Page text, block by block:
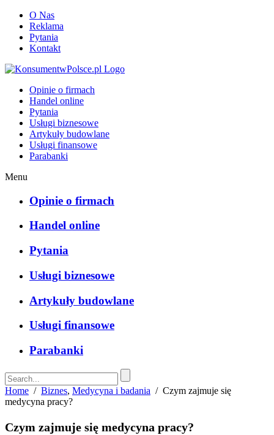
O Nas
Reklama
Pytania
Kontakt
Opinie o firmach
Handel online
Pytania
Usługi biznesowe
Artykuły budowlane
Usługi finansowe
Parabanki
Menu
Opinie o firmach
Handel online
Pytania
Usługi biznesowe
Artykuły budowlane
Usługi finansowe
Parabanki
Home / Biznes, Medycyna i badania / Czym zajmuje się
medycyna pracy?
Czym zajmuje się medycyna pracy?